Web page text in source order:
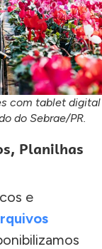
com tablet digital
do Sebrae/PR.
Planilhas
e